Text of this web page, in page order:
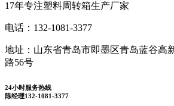
17年专注塑料周转箱生产厂家
电话： 132-1081-3377
地址： 山东省青岛市即墨区青岛蓝谷高
路56号
24小时服务热线
陈经理132-1081-3377